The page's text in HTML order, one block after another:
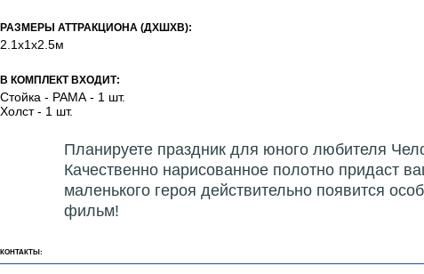
РАЗМЕРЫ АТТРАКЦИОНА (ДХШХВ):
2.1х1х2.5м
В КОМПЛЕКТ ВХОДИТ:
Стойка - РАМА - 1 шт.
Холст - 1 шт.
Планируете праздник для юного любителя
Качественно нарисованное полотно придаст
маленького героя действительно появится
фильм!
КОНТАКТЫ: